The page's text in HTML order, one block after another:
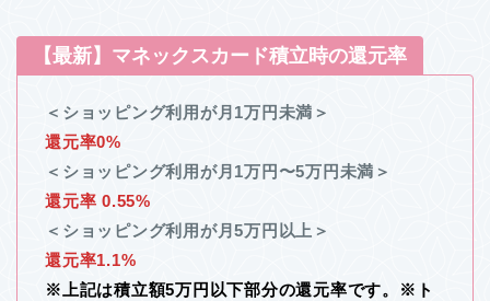
【最新】マネックスカード積立時の還元率
＜ショッピング利用が月1万円未満＞
還元率0%
＜ショッピング利用が月1万円〜5万円未満＞
還元率 0.55%
＜ショッピング利用が月5万円以上＞
還元率1.1%
※上記は積立額5万円以下部分の還元率です。※ト